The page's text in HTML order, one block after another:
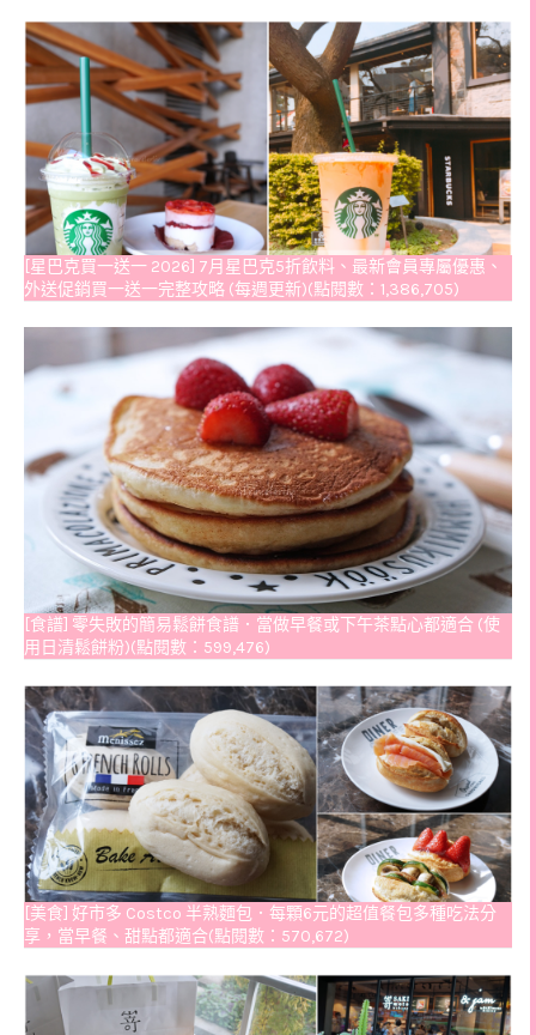
[星巴克買一送一 2026] 7月星巴克5折飲料、最新會員專屬優惠、
外送促銷買一送一完整攻略 (每週更新)(點閱數：1,386,705)
[食譜] 零失敗的簡易鬆餅食譜．當做早餐或下午茶點心都適合 (使
用日清鬆餅粉)(點閱數：599,476)
[美食] 好市多 Costco 半熟麵包．每顆6元的超值餐包多種吃法分
享，當早餐、甜點都適合(點閱數：570,672)